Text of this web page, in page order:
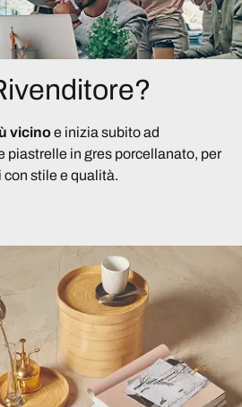
vicinoe inizia subito ad
piastrelle in gres porcellanato, per
stile e qualità.